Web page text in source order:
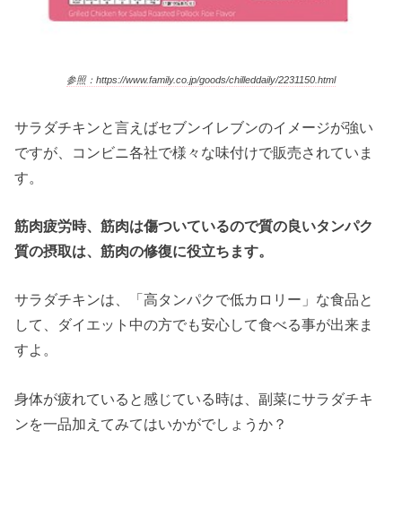
参照：https://www.family.co.jp/goods/chilleddaily/2231150.html
サラダチキンと言えばセブンイレブンのイメージが強い
ですが、コンビニ各社で様々な味付けで販売されていま
す。
筋肉疲労時、筋肉は傷ついているので質の良いタンパク
質の摂取は、筋肉の修復に役立ちます。
サラダチキンは、「高タンパクで低カロリー」な食品と
して、ダイエット中の方でも安心して食べる事が出来ま
すよ。
身体が疲れていると感じている時は、副菜にサラダチキ
ンを一品加えてみてはいかがでしょうか？